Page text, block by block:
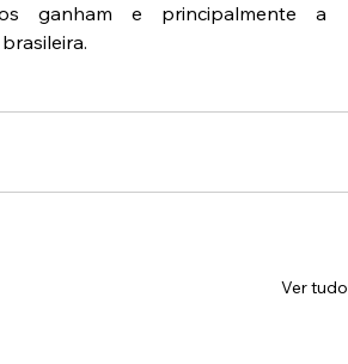
ganham e principalmente a
Ver tudo